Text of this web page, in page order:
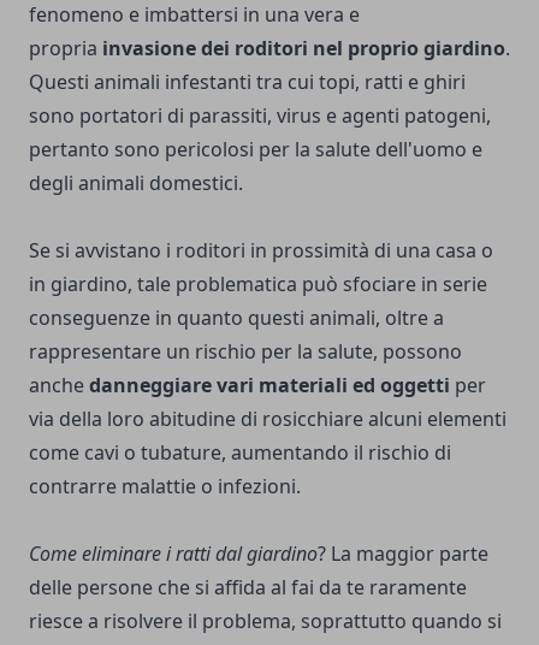
fenomeno e imbattersi in una vera e
propria invasione dei roditori nel proprio giardino.
Questi animali infestanti tra cui topi, ratti e ghiri
sono portatori di parassiti, virus e agenti patogeni,
pertanto sono pericolosi per la salute dell'uomo e
degli animali domestici.
Se si avvistano i roditori in prossimità di una casa o
in giardino, tale problematica può sfociare in serie
conseguenze in quanto questi animali, oltre a
rappresentare un rischio per la salute, possono
anchedanneggiare vari materiali ed oggetti per
via della loro abitudine di rosicchiare alcuni elementi
come cavi o tubature, aumentando il rischio di
contrarre malattie o infezioni.
Come eliminare i ratti dal giardino? La maggior parte
delle persone che si affida al fai da te raramente
riesce a risolvere il problema, soprattutto quando si